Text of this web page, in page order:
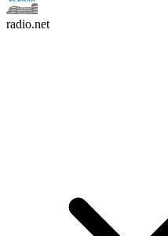
radio.net